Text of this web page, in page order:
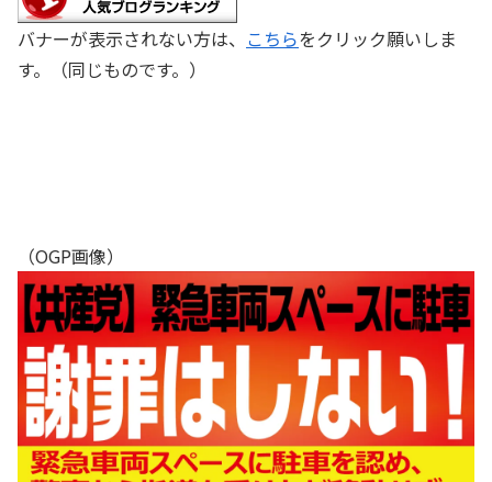
バナーが表示されない方は、 こちらをクリック願いしま
す。（同じものです。）
（OGP画像）